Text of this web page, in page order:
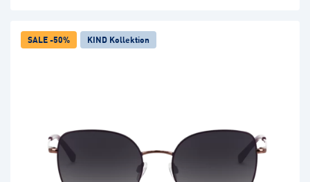
SALE -50% KIND Kollektion